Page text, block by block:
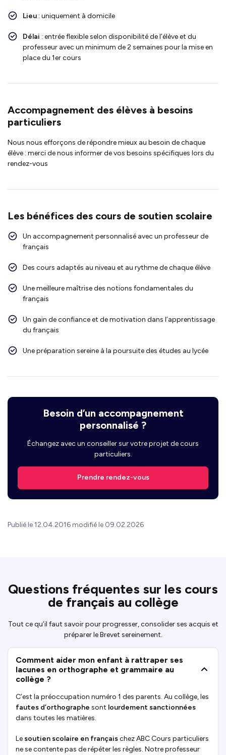
Lieu : uniquement à domicile
Délai : entrée flexible selon disponibilité de l’élève et du
professeur avec un minimum de 2 semaines pour la mise en
place du 1er cours
Accompagnement des élèves à besoins
particuliers
Nous nous efforçons de répondre mieux au besoin de chaque
élève : merci de nous informer de vos besoins spécifiques lors du
rendez-vous
Les bénéfices des cours de soutien scolaire
Un accompagnement personnalisé avec un professeur de
français
Des cours adaptés au niveau et au rythme de chaque élève
Une meilleure maîtrise des notions fondamentales du
français
Un gain de confiance et de motivation dans l’apprentissage
du français
Une préparation sereine à la poursuite des études au lycée
Besoin d’un accompagnement
personnalisé ?
Échangez avec un conseiller sur votre projet de cours
particuliers.
Prendre rendez-vous
Publié le 12.04.2016 modifié le 09.02.2026
Questions fréquentes sur les cours
de français au collège
Tout ce qu’il faut savoir pour progresser, consolider ses acquis et
préparer le Brevet sereinement.
Comment aider mon enfant à rattraper ses
lacunes en orthographe et grammaire au
collège ?
C’est la préoccupation numéro 1 des parents. Au collège, les
fautes d’orthographe sont lourdement sanctionnées
dans toutes les matières.
Lesoutien scolaire en françaischez ABC Cours particuliers
ne se contente pas de répéter les règles. Notre professeur